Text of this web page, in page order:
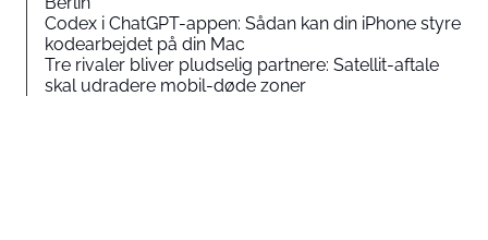
Codex i ChatGPT-appen: Sådan kan din iPhone styre
kodearbejdet på din Mac
Tre rivaler bliver pludselig partnere: Satellit-aftale
skal udradere mobil-døde zoner